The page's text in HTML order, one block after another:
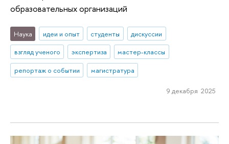
образовательных организаций
Наука идеи и опыт студенты
дискуссии
взгляд ученого
экспертиза
мастер-классы
репортаж о событии
магистратура
9 декабря 2025